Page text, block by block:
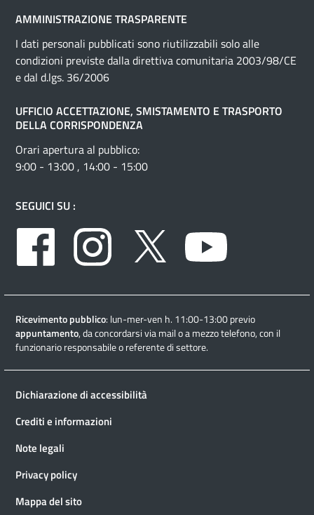
AMMINISTRAZIONE TRASPARENTE
I dati personali pubblicati sono riutilizzabili solo alle
condizioni previste dalla direttiva comunitaria 2003/98/CE
e dal d.lgs. 36/2006
UFFICIO ACCETTAZIONE, SMISTAMENTO E TRASPORTO
DELLA CORRISPONDENZA
Orari apertura al pubblico:
9:00 - 13:00 , 14:00 - 15:00
SEGUICI SU :
Facebook
Instagram Twitter
Ricevimento pubblico: lun-mer-ven h. 11:00-13:00 previo
appuntamento, da concordarsi via mail o a mezzo telefono, con il
funzionario responsabile o referente di settore.
Dichiarazione di accessibilità
Crediti e informazioni
Note legali
Privacy policy
Mappa del sito